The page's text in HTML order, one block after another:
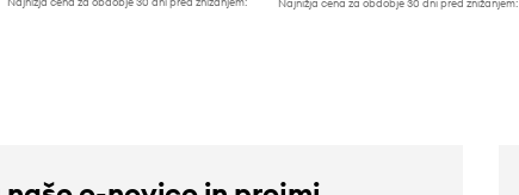
Najnižja cena za obdobje 30 dni pred znižanjem: